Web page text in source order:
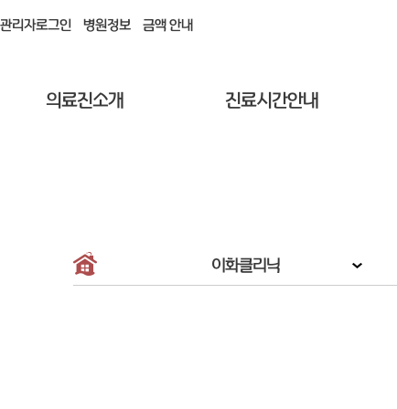
관리자로그인 병원정보 금액 안내
의료진소개 진료시간안내
이화클리닉